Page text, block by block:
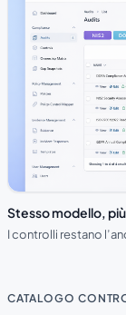
Stesso modello,
I controlli restano
CATALOGO